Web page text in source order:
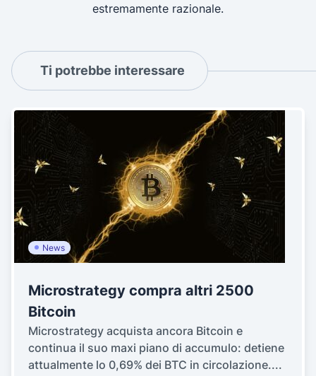
estremamente razionale.
Ti potrebbe interessare
News
Microstrategy compra altri 2500
Bitcoin
Microstrategy acquista ancora Bitcoin e
continua il suo maxi piano di accumulo: detiene
attualmente lo 0,69% dei BTC in circolazione....